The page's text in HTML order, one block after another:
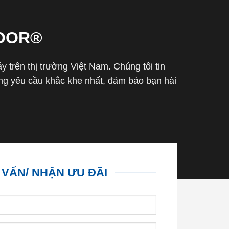
trên thị trường Việt Nam. Chúng tôi tin
yêu cầu khắc khe nhất, đảm bảo bạn hài
NHẬN ƯU ĐÃI